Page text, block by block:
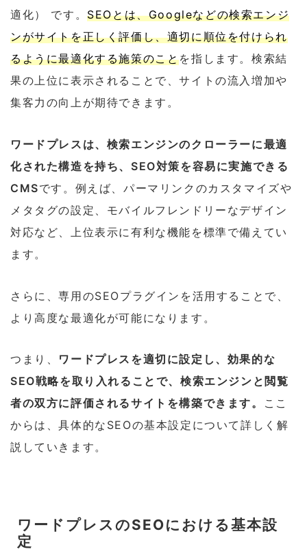
適化） です。SEOとは、Googleなどの検索エンジ
ンがサイトを正しく評価し、適切に順位を付けられ
るように最適化する施策のことを指します。検索結
果の上位に表示されることで、サイトの流入増加や
集客力の向上が期待できます。
ワードプレスは、検索エンジンのクローラーに最適
化された構造を持ち、SEO対策を容易に実施できる
CMSです。例えば、パーマリンクのカスタマイズや
メタタグの設定、モバイルフレンドリーなデザイン
対応など、上位表示に有利な機能を標準で備えてい
ます。
さらに、専用のSEOプラグインを活用することで、
より高度な最適化が可能になります。
つまり、 ワードプレスを適切に設定し、効果的な
SEO戦略を取り入れることで、検索エンジンと閲覧
者の双方に評価されるサイトを構築できます。
ここ
からは、具体的なSEOの基本設定について詳しく解
説していきます。
ワードプレスのSEOにおける基本設
定